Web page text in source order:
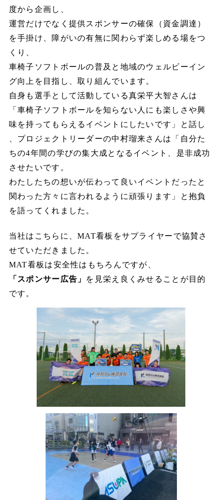
度から企画し、
運営だけでなく提供スポンサーの確保（資金調達）
を手掛け、障がいの有無に関わらず楽しめる場をつ
くり、
車椅子ソフトボールの普及と地域のウェルビーイン
グ向上を目指し、取り組んでいます。
自身も選手として活動している真栄平大智さんは
「車椅子ソフトボールを知らない人にも楽しさや興
味を持ってもらえるイベントにしたいです」と話し
、プロジェクトリーダーの中村瑠来さんは「自分た
ちの4年間の学びの集大成となるイベント、是非成功
させたいです。
わたしたちの想いが伝わって良いイベントだったと
関わった方々に言われるように頑張ります」と抱負
を語ってくれました。
当社はこちらに、MAT看板をサプライヤーで協賛さ
せていただきました。
MAT看板は安全性はもちろんですが、
「スポンサー広告」 を見栄え良くみせることが目的
です。